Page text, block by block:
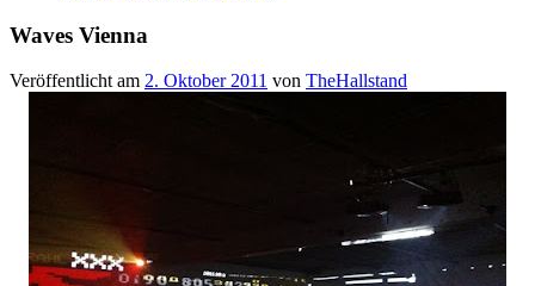
Waves Vienna
Veröffentlicht am 2. Oktober 2011 von TheHallstand